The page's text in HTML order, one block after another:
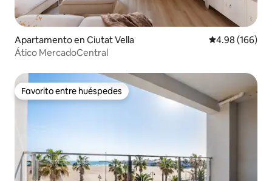
Apartamento en Ciutat Vella Calificación
4.98 (166)
Ático MercadoCentral
Favorito entre huéspedes
Favorito entre huéspedes